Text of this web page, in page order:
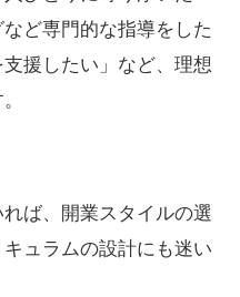
ど専門的な指導をした
援したい」など、理想
ば、開業スタイルの選
ュラムの設計にも迷い